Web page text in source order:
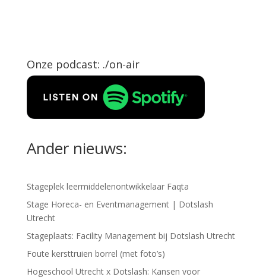
Onze podcast: ./on-air
Ander nieuws:
Stageplek leermiddelenontwikkelaar Faqta
Stage Horeca- en Eventmanagement | Dotslash
Utrecht
Stageplaats: Facility Management bij Dotslash Utrecht
Foute kersttruien borrel (met foto’s)
Hogeschool Utrecht x Dotslash: Kansen voor